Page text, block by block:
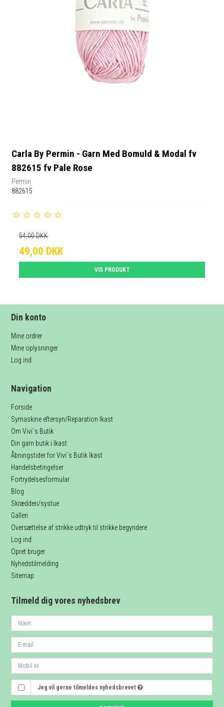
Carla By Permin - Garn Med Bomuld & Modal fv
882615 fv Pale Rose
Permin
882615
54,00 DKK
49,00 DKK
VIS PRODUKT
Din konto
Mine ordrer
Mine oplysninger
Log ind
Navigation
Forside
Symaskine eftersyn/Reparation Ikast
Om Vivi`s Butik
Din garn butik i Ikast
Åbningstider for Vivi´s Butik Ikast
Handelsbetingelser
Fortrydelsesformular
Blog
Skrædderi/systue
Galleri
Oversættelse af strikke udtryk til strikke begyndere
Log ind
Opret bruger
Nyhedstilmelding
Sitemap
Tilmeld dig vores nyhedsbrev
Jeg vil gerne tilmeldes nyhedsbrevet